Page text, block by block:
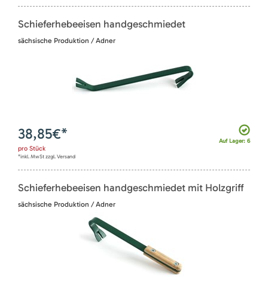
Schieferhebeeisen handgeschmiedet
sächsische Produktion / Adner
Auf Lager: 6
38,85€*
pro Stück
*inkl. MwSt zzgl. Versand
Schieferhebeeisen handgeschmiedet mit Holzgriff
sächsische Produktion / Adner